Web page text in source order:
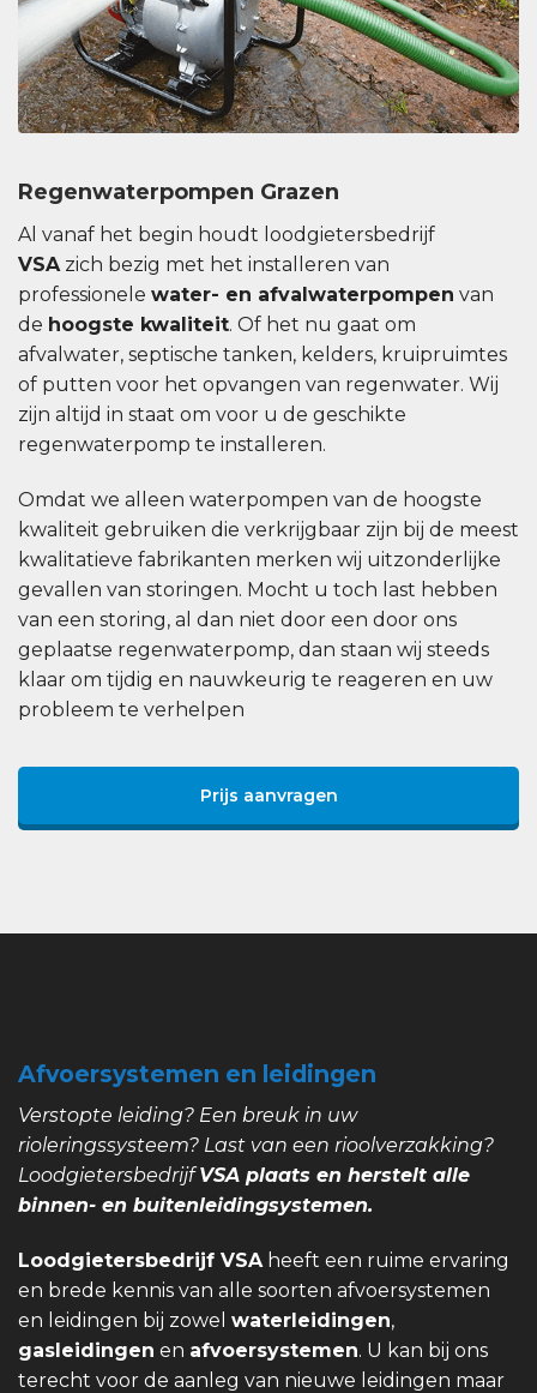
Regenwaterpompen Grazen
Al vanaf het begin houdt loodgietersbedrijf
VSAzich bezig met het installeren van
professionele water- en afvalwaterpompen van
de hoogste kwaliteit. Of het nu gaat om
afvalwater, septische tanken, kelders, kruipruimtes
of putten voor het opvangen van regenwater. Wij
zijn altijd in staat om voor u de geschikte
regenwaterpomp te installeren.
Omdat we alleen waterpompen van de hoogste
kwaliteit gebruiken die verkrijgbaar zijn bij de meest
kwalitatieve fabrikanten merken wij uitzonderlijke
gevallen van storingen. Mocht u toch last hebben
van een storing, al dan niet door een door ons
geplaatse regenwaterpomp, dan staan ​​wij steeds
klaar om tijdig en nauwkeurig te reageren en uw
probleem te verhelpen
Prijs aanvragen
Afvoersystemen en leidingen
Verstopte leiding? Een breuk in uw
rioleringssysteem? Last van een rioolverzakking?
LoodgietersbedrijfVSA plaats en herstelt alle
binnen- en buitenleidingsystemen.
Loodgietersbedrijf VSA heeft een ruime ervaring
en brede kennis van alle soorten afvoersystemen
en leidingen bij zowel waterleidingen,
gasleidingen en afvoersystemen. U kan bij ons
terecht voor de aanleg van nieuwe leidingen maar